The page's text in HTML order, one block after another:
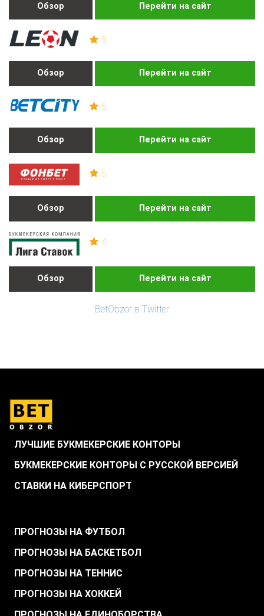
Обзор Перейти на сайт
5
Обзор Перейти на сайт
5
Обзор Перейти на сайт
5
Обзор Перейти на сайт
4
Обзор Перейти на сайт
BetObzor в Twitter
ЛУЧШИЕ БУКМЕКЕРСКИЕ КОНТОРЫ
БУКМЕКЕРСКИЕ КОНТОРЫ С РУССКОЙ ВЕРСИЕЙ
СТАВКИ НА КИБЕРСПОРТ
ПРОГНОЗЫ НА ФУТБОЛ
ПРОГНОЗЫ НА БАСКЕТБОЛ
ПРОГНОЗЫ НА ТЕННИС
ПРОГНОЗЫ НА ХОККЕЙ